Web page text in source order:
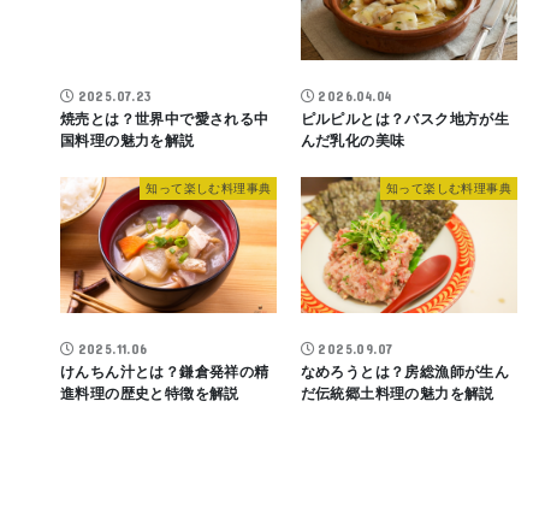
2025.07.23
焼売とは？世界中で愛される中
国料理の魅力を解説
2026.04.04
ピルピルとは？バスク地方が生
んだ乳化の美味
知って楽しむ料理事典
2025.11.06
けんちん汁とは？鎌倉発祥の精
進料理の歴史と特徴を解説
知って楽しむ料理事典
2025.09.07
なめろうとは？房総漁師が生ん
だ伝統郷土料理の魅力を解説